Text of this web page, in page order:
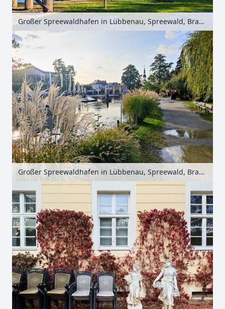
Großer Spreewaldhafen in Lübbenau, Spreewald, Brandenburg, Deutschland
Großer Spreewaldhafen in Lübbenau, Spreewald, Brandenburg, Deutschland